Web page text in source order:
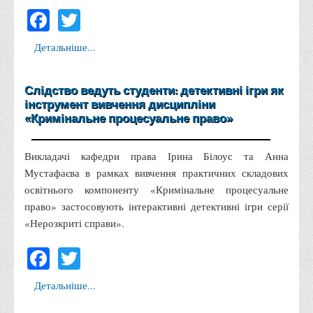
Вступнику
Перелік документів
Обсяги державного замовлення
Розмір плати за надання освітніх послуг на 2026-2027 н.р.
Приймальна комісія
Рішення приймальної комісії
Порядок прийому
Facebook
Детальніше...
Слідство ведуть студенти: детективні ігри як
інструмент вивчення дисципліни
«Кримінальне процесуальне право»
Викладачі кафедри права Ірина Білоус та Анна
Мустафаєва в рамках вивчення практичних складових
освітнього компоненту «Кримінальне процесуальне
право» застосовують інтерактивні детективні ігри серії
«Нерозкриті справи».
Facebook
Детальніше...